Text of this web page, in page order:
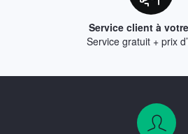
Service client à
Service gratuit + prix